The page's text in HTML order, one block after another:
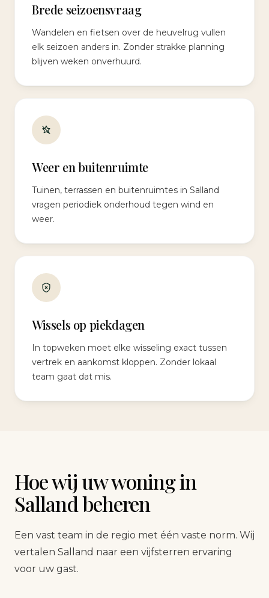
Brede seizoensvraag
Wandelen en fietsen over de heuvelrug vullen
elk seizoen anders in. Zonder strakke planning
blijven weken onverhuurd.
Weer en buitenruimte
Tuinen, terrassen en buitenruimtes in Salland
vragen periodiek onderhoud tegen wind en
weer.
Wissels op piekdagen
In topweken moet elke wisseling exact tussen
vertrek en aankomst kloppen. Zonder lokaal
team gaat dat mis.
Hoe wij uw woning in
Salland beheren
Een vast team in de regio met één vaste norm. Wij
vertalen Salland naar een vijfsterren ervaring
voor uw gast.